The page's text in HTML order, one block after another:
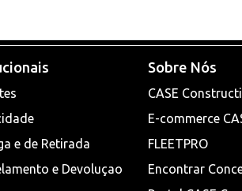
e de Retirada
e Devoluçao
Sobre Nós
CASE
E-commerce
FLEETPRO
Encontrar